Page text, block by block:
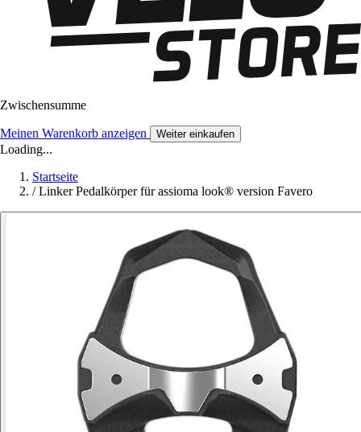
Zwischensumme
Meinen Warenkorb anzeigen Weiter einkaufen
Loading...
Startseite
/ Linker Pedalkörper für assioma look® version Favero